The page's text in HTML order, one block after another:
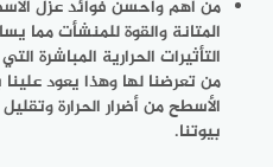
من أهم وأحسن فوائد عزل
المتانة والقوة للمنشأت مما
التأثيرات الحرارية المباشرة
من تعرضنا لها وهذا يعود
الأسطح من أضرار الحرارة
بيوتنا.